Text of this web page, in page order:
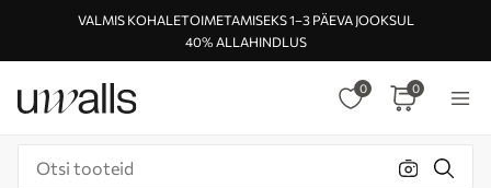
VALMIS KOHALETOIMETAMISEKS 1–3 PÄEVA JOOKSUL
40% ALLAHINDLUS
0 0